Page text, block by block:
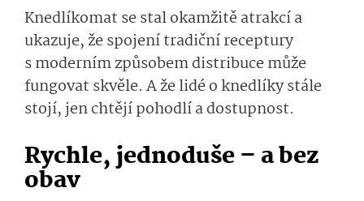
Knedlíkomat se stal okamžitě atrakcí a
ukazuje, že spojení tradiční receptury
s moderním způsobem distribuce může
fungovat skvěle. A že lidé o knedlíky stále
stojí, jen chtějí pohodlí a dostupnost.
Rychle, jednoduše – a bez
obav